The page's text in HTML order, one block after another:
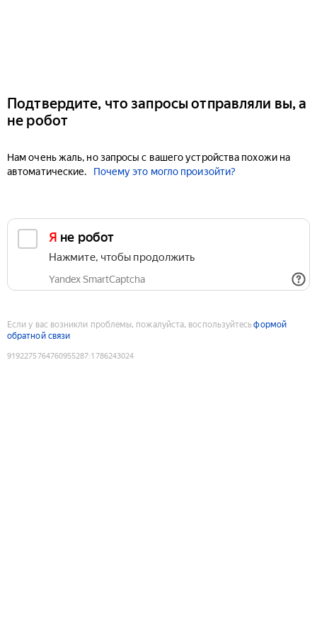
Подтвердите, что запросы отправляли вы, а
не робот
Нам очень жаль, но запросы с вашего устройства похожи на
автоматические.
Почему это могло произойти?
Я не робот
Нажмите, чтобы продолжить
Yandex SmartCaptcha
Если у вас возникли проблемы, пожалуйста, воспользуйтесьформой
обратной связи
9192275764760955287:1786243024